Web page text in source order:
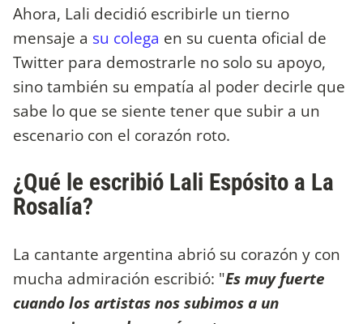
Ahora, Lali decidió escribirle un tierno
mensaje a su colega en su cuenta oficial de
Twitter para demostrarle no solo su apoyo,
sino también su empatía al poder decirle que
sabe lo que se siente tener que subir a un
escenario con el corazón roto.
¿Qué le escribió Lali Espósito a La
Rosalía?
La cantante argentina abrió su corazón y con
mucha admiración escribió: "Es muy fuerte
cuando los artistas nos subimos a un